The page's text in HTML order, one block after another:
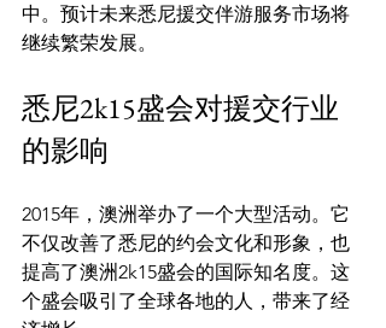
中。预计未来悉尼援交伴游服务市场将
悉尼2k15盛会对援交行业
的影响
2015年，澳洲举办了一个大型活动。它
不仅改善了悉尼的约会文化和形象，也
提高了澳洲2k15盛会的国际知名度。这
个盛会吸引了全球各地的人，带来了经